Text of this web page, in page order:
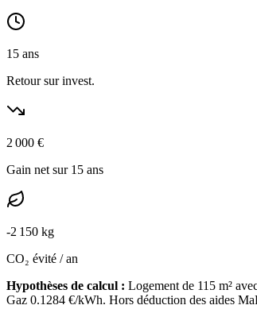
15 ans
Retour sur invest.
2 000 €
Gain net sur 15 ans
-2 150 kg
CO₂ évité / an
Hypothèses de calcul : Logement de 115 m²
Gaz 0.1284 €/kWh. Hors déduction des aides